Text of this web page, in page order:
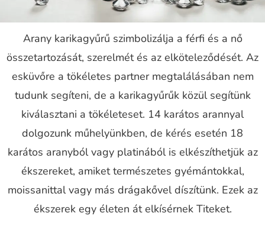
Arany karikagyűrű szimbolizálja a férfi és a nő
összetartozását, szerelmét és az elköteleződését. Az
esküvőre a tökéletes partner megtalálásában nem
tudunk segíteni, de a karikagyűrűk közül segítünk
kiválasztani a tökéleteset. 14 karátos arannyal
dolgozunk műhelyünkben, de kérés esetén 18
karátos aranyból vagy platinából is elkészíthetjük az
ékszereket, amiket természetes gyémántokkal,
moissanittal vagy más drágakővel díszítünk. Ezek az
ékszerek egy életen át elkísérnek Titeket.